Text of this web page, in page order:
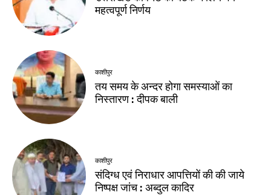
महत्वपूर्ण निर्णय
काशीपुर
तय समय के अन्दर होगा समस्याओं का
निस्तारण : दीपक बाली
काशीपुर
संदिग्ध एवं निराधार आपत्तियों की की जाये
निष्पक्ष जांच : अब्दुल कादिर